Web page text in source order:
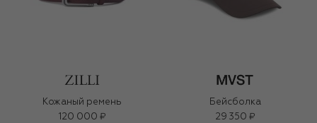
Кожаный ремень
120 000 ₽
Бейсболка
29 350 ₽